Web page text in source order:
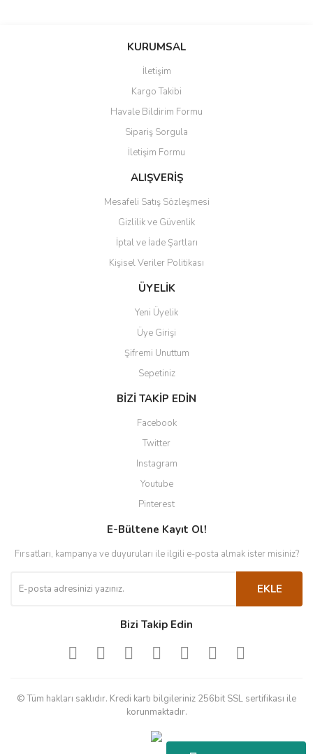
Bu ürüne ilk yorumu siz yapın!
Ürün resmi kalitesiz, bozuk veya görüntülenemiyor.
Ürün açıklamasında eksik bilgiler bulunuyor.
Ürün bilgilerinde hatalar bulunuyor.
Ürün fiyatı diğer sitelerden daha pahalı.
Bu ürüne benzer farklı alternatifler olmalı.
Gönder
KURUMSAL
İletişim
Kargo Takibi
Havale Bildirim Formu
Sipariş Sorgula
İletişim Formu
ALIŞVERİŞ
Mesafeli Satış Sözleşmesi
Gizlilik ve Güvenlik
İptal ve İade Şartları
Kişisel Veriler Politikası
ÜYELİK
Yeni Üyelik
Üye Girişi
Şifremi Unuttum
Sepetiniz
BİZİ TAKİP EDİN
Facebook
Twitter
Instagram
Youtube
Pinterest
E-Bültene Kayıt Ol!
Fırsatları, kampanya ve duyuruları ile ilgili e-posta almak ister misiniz?
EKLE
Bizi Takip Edin
© Tüm hakları saklıdır. Kredi kartı bilgileriniz 256bit SSL sertifikası ile
korunmaktadır.